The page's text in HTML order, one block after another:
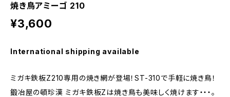
焼き鳥アミーゴ 210
¥3,600
International shipping available
ミガキ鉄板Z210専用の焼き網が登場！ST-310で手軽に焼き鳥！
鍛冶屋の頓珍漢 ミガキ鉄板Zは焼き鳥も美味しく焼けます・・・。